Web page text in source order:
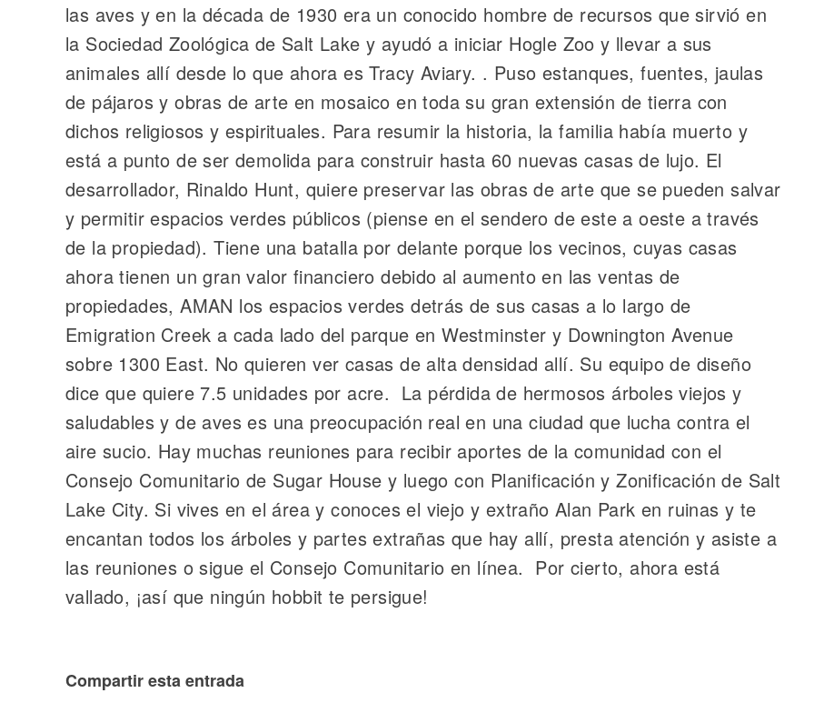
las aves y en la década de 1930 era un conocido hombre de recursos que sirvió en
la Sociedad Zoológica de Salt Lake y ayudó a iniciar Hogle Zoo y llevar a sus
animales allí desde lo que ahora es Tracy Aviary. . Puso estanques, fuentes, jaulas
de pájaros y obras de arte en mosaico en toda su gran extensión de tierra con
dichos religiosos y espirituales. Para resumir la historia, la familia había muerto y
está a punto de ser demolida para construir hasta 60 nuevas casas de lujo. El
desarrollador, Rinaldo Hunt, quiere preservar las obras de arte que se pueden salvar
y permitir espacios verdes públicos (piense en el sendero de este a oeste a través
de la propiedad). Tiene una batalla por delante porque los vecinos, cuyas casas
ahora tienen un gran valor financiero debido al aumento en las ventas de
propiedades, AMAN los espacios verdes detrás de sus casas a lo largo de
Emigration Creek a cada lado del parque en Westminster y Downington Avenue
sobre 1300 East. No quieren ver casas de alta densidad allí. Su equipo de diseño
dice que quiere 7.5 unidades por acre. La pérdida de hermosos árboles viejos y
saludables y de aves es una preocupación real en una ciudad que lucha contra el
aire sucio. Hay muchas reuniones para recibir aportes de la comunidad con el
Consejo Comunitario de Sugar House y luego con Planificación y Zonificación de Salt
Lake City. Si vives en el área y conoces el viejo y extraño Alan Park en ruinas y te
encantan todos los árboles y partes extrañas que hay allí, presta atención y asiste a
las reuniones o sigue el Consejo Comunitario en línea. Por cierto, ahora está
vallado, ¡así que ningún hobbit te persigue!
Compartir esta entrada